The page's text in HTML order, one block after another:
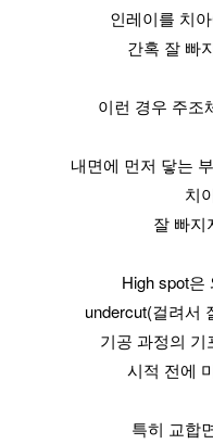
인레이를 치
간혹 잘 빠
이런 경우 주조
내면에 먼저 닿는
치
잘 빠지
High spot은
undercut(걸려서
기공 과정의 기
시적 전에
특히 교합